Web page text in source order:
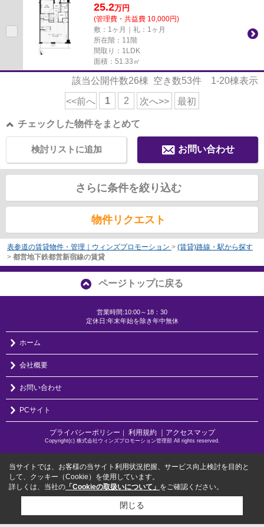
25.2万円
(管理費・共益費 10,000円)
敷：1ヶ月｜礼：1ヶ月
所在階：11階
間取り：1LDK
面積：51.33㎡
該当公開件数26棟 空き数53件 1-20棟表示
<<前へ 1 2 次へ>> 最初
チェックした物件をまとめて
お問い合わせ
検討リストに追加
さらに条件を絞り込む
物件リクエスト
表参道の賃貸物件・管理｜ウィンズプロモーション > (賃貸)路線・駅から探す
> 都営地下鉄都営新宿線の賃貸
ページトップに戻る
営業時間:10:00～18：30
定休日:年末年始を除き年中無休
ホーム
会社概要
お問い合わせ
PCサイト
プライバシーポリシー ｜ 利用規約 ｜アクセスマップ
Copyright(c) 株式会社ウィンズプロモーション管理部 All rights reserved.
当サイトでは、お客様の当サイト利用状況把握、サービス向上検討を目的と
して、クッキー（Cookie）を使用しています。
詳しくは、当社の 「Cookieの取扱いについて」 をご確認ください。
閉じる